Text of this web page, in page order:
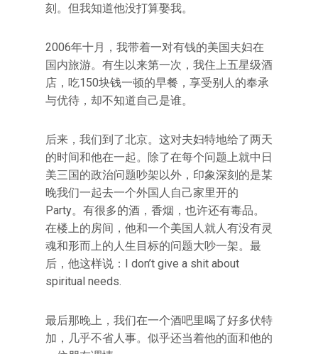
刻。但我知道他没打算娶我。
2006年十月，我带着一对有钱的美国夫妇在
国内旅游。有生以来第一次，我住上五星级酒
店，吃150块钱一顿的早餐，享受别人的奉承
与优待，却不知道自己是谁。
后来，我们到了北京。这对夫妇特地给了两天
的时间和他在一起。除了在每个问题上就中日
美三国的政治问题吵架以外，印象深刻的是某
晚我们一起去一个外国人自己家里开的
Party。有很多的酒，香烟，也许还有毒品。
在楼上的房间，他和一个美国人就人有没有灵
魂和形而上的人生目标的问题大吵一架。最
后，他这样说：I don’t give a shit about
spiritual needs.
最后那晚上，我们在一个酒吧里喝了好多伏特
加，几乎不省人事。似乎还当着他的面和他的